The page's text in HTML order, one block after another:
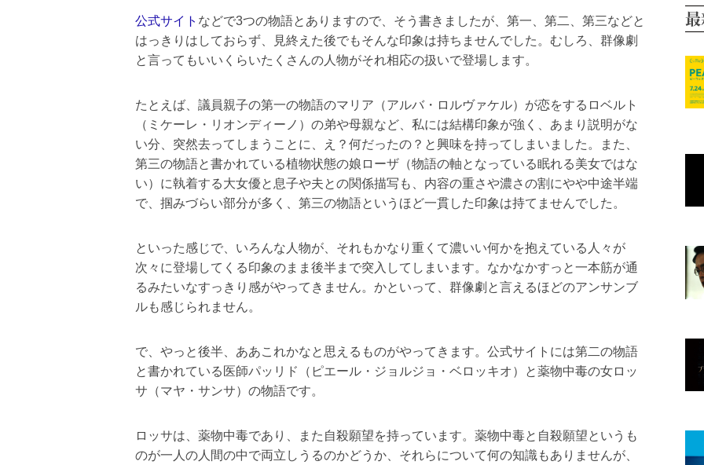
公式サイト などで3つの物語とありますので、そう書きましたが、第一、第二、第三などと
はっきりはしておらず、見終えた後でもそんな印象は持ちませんでした。むしろ、群像劇
と言ってもいいくらいたくさんの人物がそれ相応の扱いで登場します。
たとえば、議員親子の第一の物語のマリア（アルバ・ロルヴァケル）が恋をするロベルト
（ミケーレ・リオンディーノ）の弟や母親など、私には結構印象が強く、あまり説明がな
い分、突然去ってしまうことに、え？何だったの？と興味を持ってしまいました。また、
第三の物語と書かれている植物状態の娘ローザ（物語の軸となっている眠れる美女ではな
い）に執着する大女優と息子や夫との関係描写も、内容の重さや濃さの割にやや中途半端
で、掴みづらい部分が多く、第三の物語というほど一貫した印象は持てませんでした。
といった感じで、いろんな人物が、それもかなり重くて濃いい何かを抱えている人々が
次々に登場してくる印象のまま後半まで突入してしまいます。なかなかすっと一本筋が通
るみたいなすっきり感がやってきません。かといって、群像劇と言えるほどのアンサンブ
ルも感じられません。
で、やっと後半、ああこれかなと思えるものがやってきます。公式サイトには第二の物語
と書かれている医師パッリド（ピエール・ジョルジョ・ベロッキオ）と薬物中毒の女ロッ
サ（マヤ・サンサ）の物語です。
ロッサは、薬物中毒であり、また自殺願望を持っています。薬物中毒と自殺願望というも
のが一人の人間の中で両立しうるのかどうか、それらについて何の知識もありませんが、